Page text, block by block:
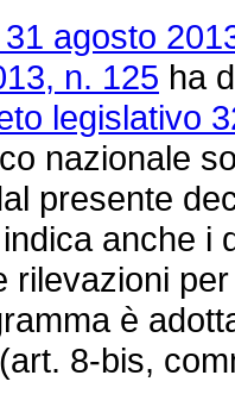
agosto
n. 125 ha
legislativo
nazionale
presente
anche i
rilevazioni
è
8-bis,